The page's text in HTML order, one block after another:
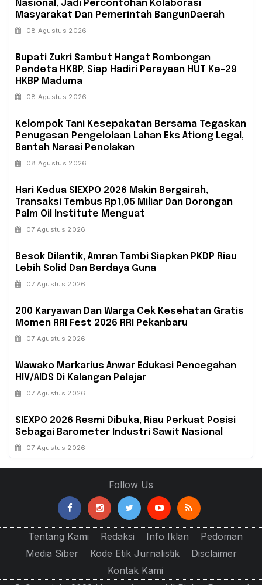
Nasional, Jadi Percontohan Kolaborasi
Masyarakat Dan Pemerintah BangunDaerah
08 Agustus 2026
Bupati Zukri Sambut Hangat Rombongan
Pendeta HKBP, Siap Hadiri Perayaan HUT Ke-29
HKBP Maduma
08 Agustus 2026
‎Kelompok Tani Kesepakatan Bersama Tegaskan
Penugasan Pengelolaan Lahan Eks Ationg Legal,
Bantah Narasi Penolakan
08 Agustus 2026
Hari Kedua SIEXPO 2026 Makin Bergairah,
Transaksi Tembus Rp1,05 Miliar Dan Dorongan
Palm Oil Institute Menguat
07 Agustus 2026
Besok Dilantik, Amran Tambi Siapkan PKDP Riau
Lebih Solid Dan Berdaya Guna
07 Agustus 2026
‎200 Karyawan Dan Warga Cek Kesehatan Gratis
Momen RRI Fest 2026 RRI Pekanbaru
07 Agustus 2026
‎Wawako Markarius Anwar Edukasi Pencegahan
HIV/AIDS Di Kalangan Pelajar
07 Agustus 2026
SIEXPO 2026 Resmi Dibuka, Riau Perkuat Posisi
Sebagai Barometer Industri Sawit Nasional
07 Agustus 2026
Follow Us
Tentang Kami Redaksi Info Iklan
Pedoman
Media Siber
Kode Etik Jurnalistik
Disclaimer
Kontak Kami